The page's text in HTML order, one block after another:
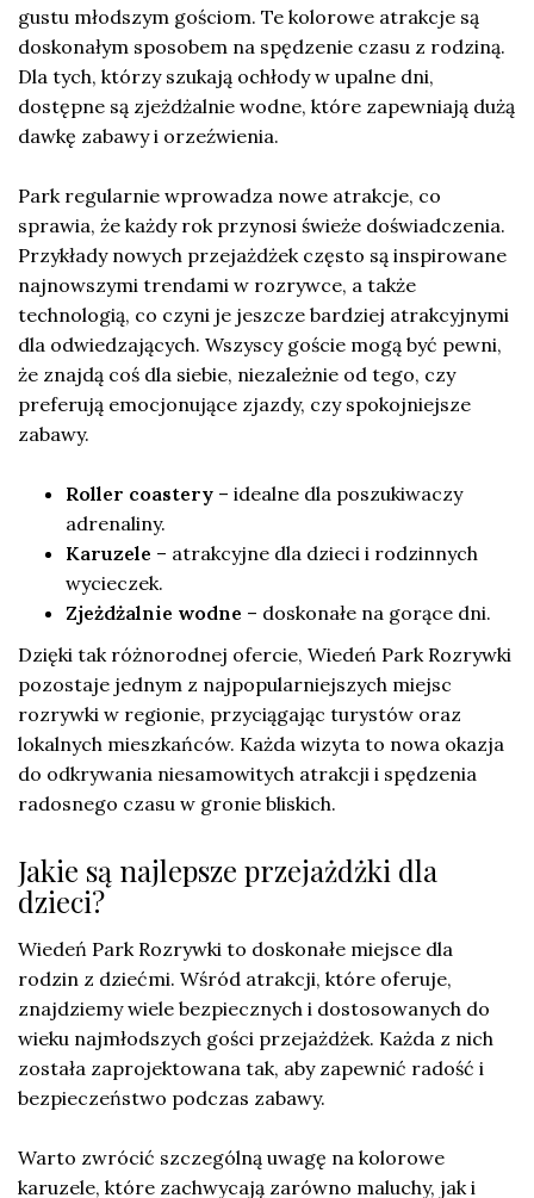
gustu młodszym gościom. Te kolorowe atrakcje są
doskonałym sposobem na spędzenie czasu z rodziną.
Dla tych, którzy szukają ochłody w upalne dni,
dostępne są zjeżdżalnie wodne, które zapewniają dużą
dawkę zabawy i orzeźwienia.
Park regularnie wprowadza nowe atrakcje, co
sprawia, że każdy rok przynosi świeże doświadczenia.
Przykłady nowych przejażdżek często są inspirowane
najnowszymi trendami w rozrywce, a także
technologią, co czyni je jeszcze bardziej atrakcyjnymi
dla odwiedzających. Wszyscy goście mogą być pewni,
że znajdą coś dla siebie, niezależnie od tego, czy
preferują emocjonujące zjazdy, czy spokojniejsze
zabawy.
Roller coastery – idealne dla poszukiwaczy
adrenaliny.
Karuzele – atrakcyjne dla dzieci i rodzinnych
wycieczek.
Zjeżdżalnie wodne – doskonałe na gorące dni.
Dzięki tak różnorodnej ofercie, Wiedeń Park Rozrywki
pozostaje jednym z najpopularniejszych miejsc
rozrywki w regionie, przyciągając turystów oraz
lokalnych mieszkańców. Każda wizyta to nowa okazja
do odkrywania niesamowitych atrakcji i spędzenia
radosnego czasu w gronie bliskich.
Jakie są najlepsze przejażdżki dla
dzieci?
Wiedeń Park Rozrywki to doskonałe miejsce dla
rodzin z dziećmi. Wśród atrakcji, które oferuje,
znajdziemy wiele bezpiecznych i dostosowanych do
wieku najmłodszych gości przejażdżek. Każda z nich
została zaprojektowana tak, aby zapewnić radość i
bezpieczeństwo podczas zabawy.
Warto zwrócić szczególną uwagę na kolorowe
karuzele, które zachwycają zarówno maluchy, jak i